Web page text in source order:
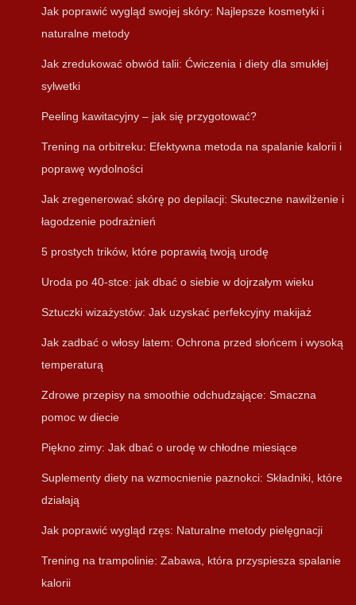
Jak poprawić wygląd swojej skóry: Najlepsze kosmetyki i
naturalne metody
Jak zredukować obwód talii: Ćwiczenia i diety dla smukłej
sylwetki
Peeling kawitacyjny – jak się przygotować?
Trening na orbitreku: Efektywna metoda na spalanie kalorii i
poprawę wydolności
Jak zregenerować skórę po depilacji: Skuteczne nawilżenie i
łagodzenie podrażnień
5 prostych trików, które poprawią twoją urodę
Uroda po 40-stce: jak dbać o siebie w dojrzałym wieku
Sztuczki wizażystów: Jak uzyskać perfekcyjny makijaż
Jak zadbać o włosy latem: Ochrona przed słońcem i wysoką
temperaturą
Zdrowe przepisy na smoothie odchudzające: Smaczna
pomoc w diecie
Piękno zimy: Jak dbać o urodę w chłodne miesiące
Suplementy diety na wzmocnienie paznokci: Składniki, które
działają
Jak poprawić wygląd rzęs: Naturalne metody pielęgnacji
Trening na trampolinie: Zabawa, która przyspiesza spalanie
kalorii